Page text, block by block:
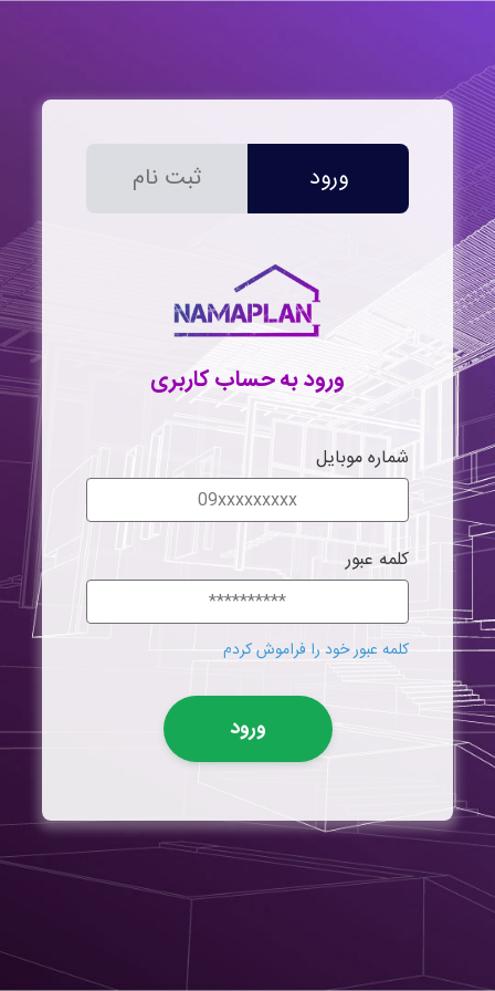
ورود ثبت نام
ورود به حساب کاربری
شماره موبایل
کلمه عبور
کلمه عبور خود را فراموش کردم